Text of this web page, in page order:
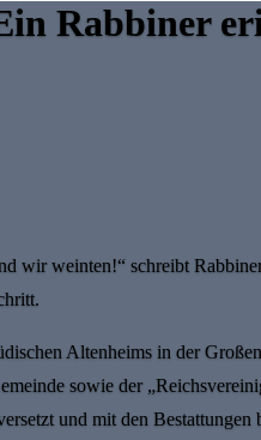
Rabbiner
wir weinten!“ schreibt
Altenheims in der
sowie der
und mit den